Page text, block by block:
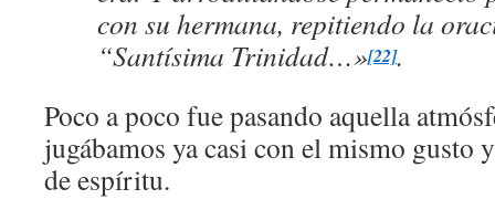
con su hermana, repitiendo la
“Santísima Trinidad…»[22].
Poco a poco fue pasando aquella
jugábamos ya casi con el mismo gusto
de espíritu.